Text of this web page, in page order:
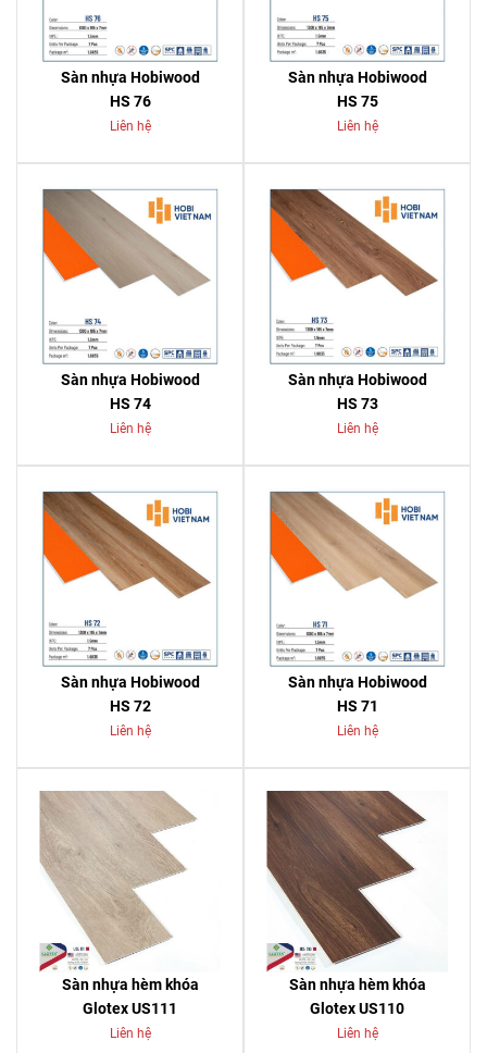
Sàn nhựa Hobiwood
HS 76
Liên hệ
Sàn nhựa Hobiwood
HS 75
Liên hệ
Sàn nhựa Hobiwood
HS 74
Liên hệ
Sàn nhựa Hobiwood
HS 73
Liên hệ
Sàn nhựa Hobiwood
HS 72
Liên hệ
Sàn nhựa Hobiwood
HS 71
Liên hệ
Sàn nhựa hèm khóa
Glotex US111
Liên hệ
Sàn nhựa hèm khóa
Glotex US110
Liên hệ